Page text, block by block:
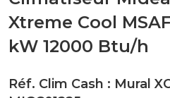
Xtreme Cool
kW 12000 Btu/h
Réf. Clim Cash : Mural